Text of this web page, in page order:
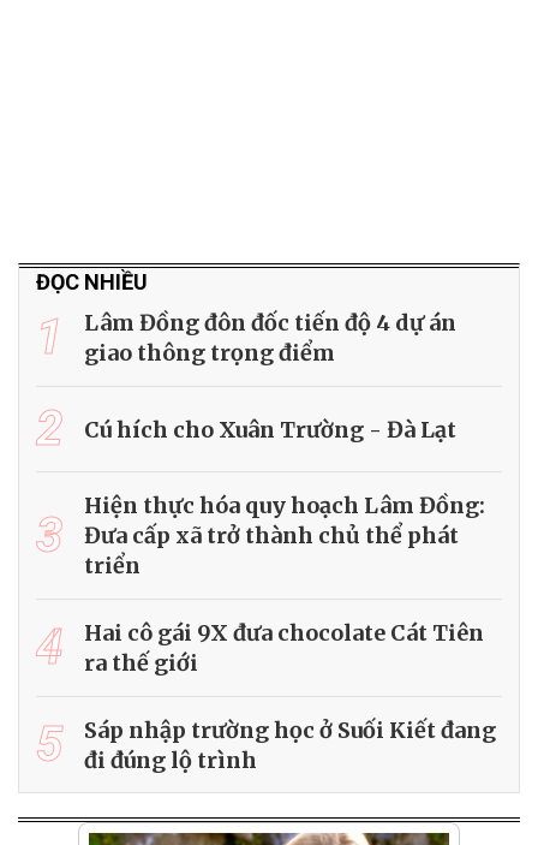
ĐỌC NHIỀU
1
Lâm Đồng đôn đốc tiến độ 4 dự án
giao thông trọng điểm
2 Cú hích cho Xuân Trường - Đà Lạt
3
Hiện thực hóa quy hoạch Lâm Đồng:
Đưa cấp xã trở thành chủ thể phát
triển
4
Hai cô gái 9X đưa chocolate Cát Tiên
ra thế giới
5
Sáp nhập trường học ở Suối Kiết đang
đi đúng lộ trình